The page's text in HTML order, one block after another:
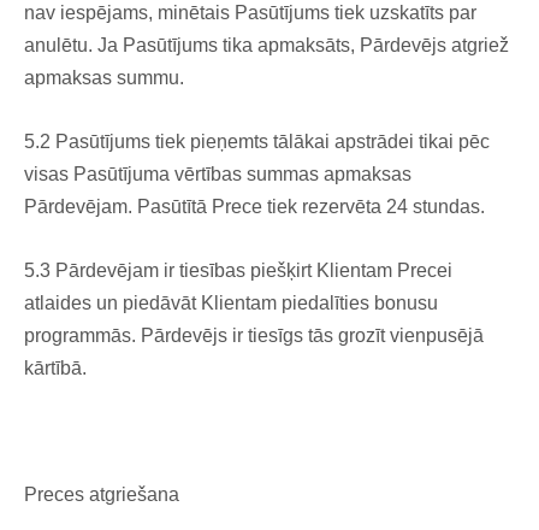
nav iespējams, minētais Pasūtījums tiek uzskatīts par
anulētu. Ja Pasūtījums tika apmaksāts, Pārdevējs atgriež
apmaksas summu.
5.2 Pasūtījums tiek pieņemts tālākai apstrādei tikai pēc
visas Pasūtījuma vērtības summas apmaksas
Pārdevējam. Pasūtītā Prece tiek rezervēta 24 stundas.
5.3 Pārdevējam ir tiesības piešķirt Klientam Precei
atlaides un piedāvāt Klientam piedalīties bonusu
programmās. Pārdevējs ir tiesīgs tās grozīt vienpusējā
kārtībā.
Preces atgriešana